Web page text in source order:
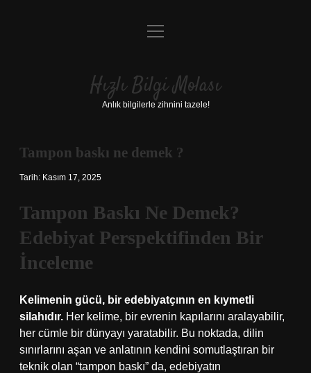
Anasayfa
Yasal Uyarı
menüyü
Hızlı Bilgi Molası
Anlık bilgilerle zihnini tazele!
Tampon baskı ne demek ?
Tarih: Kasım 17, 2025
Tampon Baskı Ne Demek?
Edebiyat Perspektifinden Bir
İnceleme
Kelimenin gücü, bir edebiyatçının en kıymetli
silahıdır. Her kelime, bir evrenin kapılarını aralayabilir,
her cümle bir dünyayı yaratabilir. Bu noktada, dilin
sınırlarını aşan ve anlatının kendini somutlaştıran bir
teknik olan “tampon baskı” da, edebiyatın